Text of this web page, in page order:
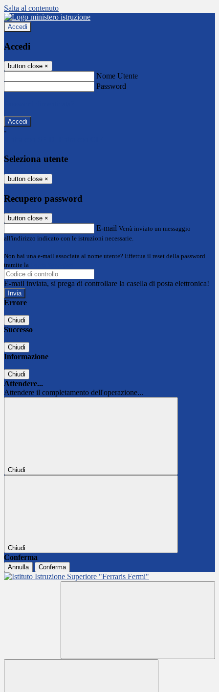
Salta al contenuto
Accedi
Accedi
button close ×
Nome Utente
Password
-
Seleziona utente
button close ×
Recupero password
button close ×
E-mail Verrà inviato un messaggio
all'indirizzo indicato con le istruzioni necessarie.
Non hai una e-mail associata al nome utente? Effettua il reset della password
tramite la
E-mail inviata, si prega di controllare la casella di posta elettronica!
Errore
Chiudi
Successo
Chiudi
Informazione
Chiudi
Attendere...
Attendere il completamento dell'operazione...
Chiudi
Chiudi
Conferma
Annulla Conferma